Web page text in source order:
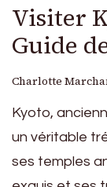
Visiter
Guide
Charlotte
Kyoto,
un véritable
ses temples